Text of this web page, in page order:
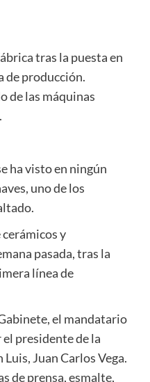
tras la puesta en
de producción.
de las máquinas
ha visto en ningún
uno de los
y
pasada, tras la
línea de
el mandatario
presidente de la
Juan Carlos Vega.
de prensa, esmalte,